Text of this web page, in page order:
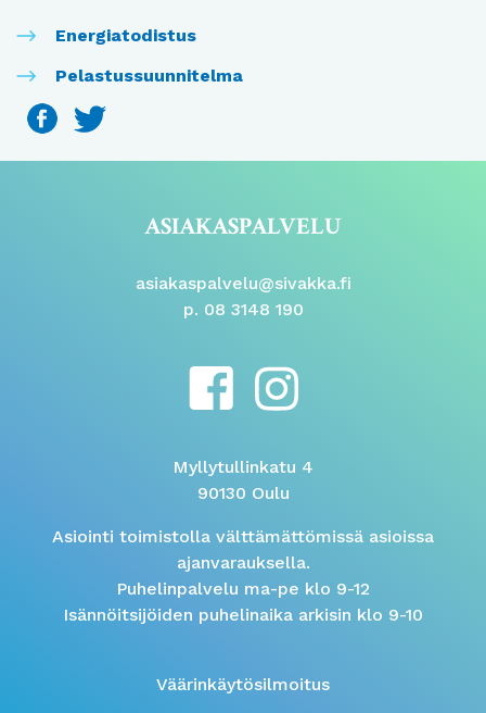
Energiatodistus
Pelastussuunnitelma
ASIAKASPALVELU
asiakaspalvelu@sivakka.fi
p. 08 3148 190
Myllytullinkatu 4
90130 Oulu
Asiointi toimistolla välttämättömissä asioissa
ajanvarauksella.
Puhelinpalvelu ma-pe klo 9-12
Isännöitsijöiden puhelinaika arkisin klo 9-10
Väärinkäytösilmoitus